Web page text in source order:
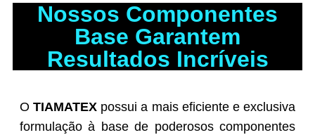
Nossos Componentes
Base Garantem
Resultados Incríveis
OTIAMATEX possui a mais eficiente e exclusiva
formulação à base de poderosos componentes